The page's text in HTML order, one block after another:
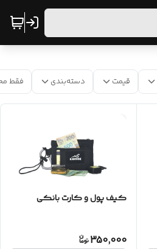
قیمت دسته‌بندی فقط
کیف پول و کارت بانکی
350,000